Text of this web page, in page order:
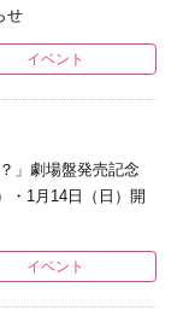
せ
イベント
」劇場盤発売記念
・1月14日（日）開
イベント